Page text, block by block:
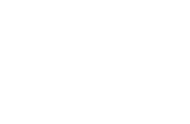
compreso e accetto la
Antispam: qual è il numero fra 8 a 10?